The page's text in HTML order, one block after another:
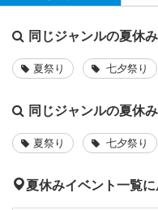
同じジャンルの夏休
夏祭り 七夕祭り
同じジャンルの夏休
夏祭り 七夕祭り
夏休みイベント一覧